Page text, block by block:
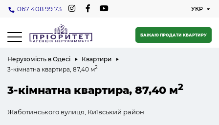
067 408 99 73
БАЖАЮ ПРОДАТИ КВАРТИРУ
Нерухомість в Одесі
Квартири
3-кімнатна квартира, 87,40 м2
3-кімнатна квартира, 87,40 м2
Жаботинського вулиця, Київський район